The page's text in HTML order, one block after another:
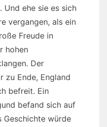
Und ehe sie es sich
vergangen, als ein
Freude in
hohen
Der
zu Ende, England
befreit. Ein
befand sich auf
Geschichte würde